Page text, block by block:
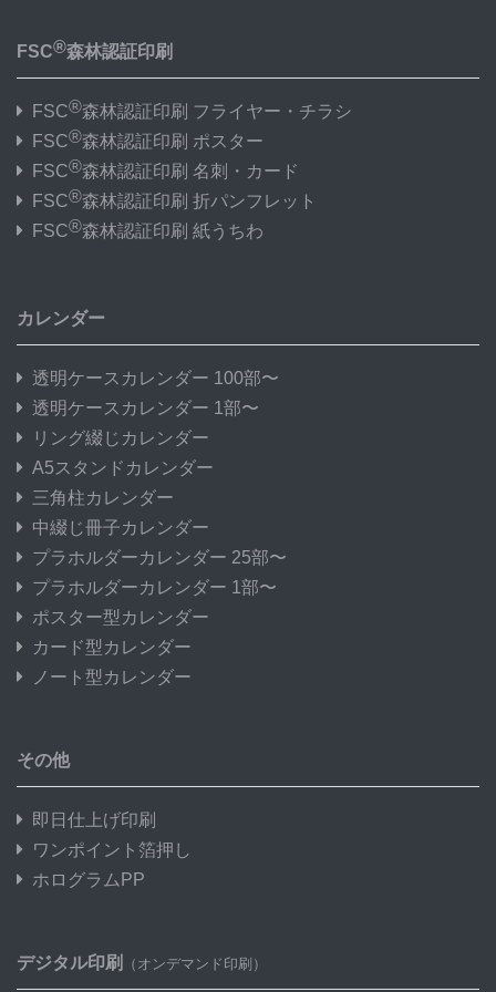
FSC®森林認証印刷
FSC®森林認証印刷 フライヤー・チラシ
FSC®森林認証印刷 ポスター
FSC®森林認証印刷 名刺・カード
FSC®森林認証印刷 折パンフレット
FSC®森林認証印刷 紙うちわ
カレンダー
透明ケースカレンダー 100部〜
透明ケースカレンダー 1部〜
リング綴じカレンダー
A5スタンドカレンダー
三角柱カレンダー
中綴じ冊子カレンダー
プラホルダーカレンダー 25部〜
プラホルダーカレンダー 1部〜
ポスター型カレンダー
カード型カレンダー
ノート型カレンダー
その他
即日仕上げ印刷
ワンポイント箔押し
ホログラムPP
デジタル印刷 （オンデマンド印刷）